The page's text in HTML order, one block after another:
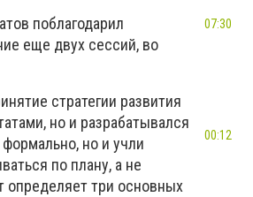
поблагодарил
еще двух сессий, во
стратегии развития
но и разрабатывался
но и учли
по плану, а не
три основных
07:30
00:12